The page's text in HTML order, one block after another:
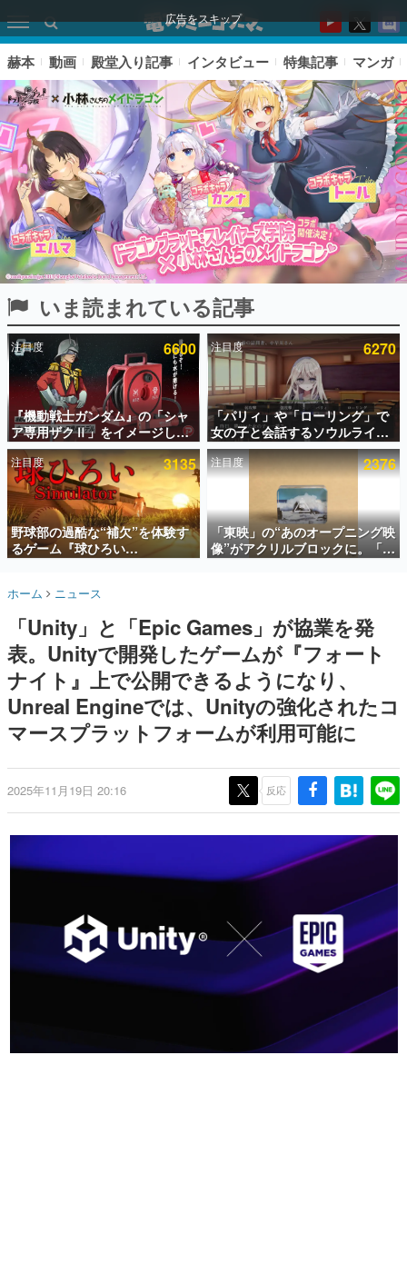
広告をスキップ
ピックアップ
電ファミのいま読まれている記事ランキング
アプリセール情報
インタビュー
連載・特集一覧
殿堂入り記事
SNS拡散数が数千以上！ ページビュー数万以上！ などな
ど。多くの人々に読まれた、電ファミ渾身の“殿堂入り”記
事をまとめました。
名作ゲームクリエイターの方々に製作時のエピソードをお
きます。
赫本
この物語を解いてはいけない。『赫本』は、〈試験問題〉
の形をした短編ホラー小説集です。
新世代に訊く
これからのデジタルゲーム市場を担う若きクリエイター達
ゲーム世代の作家たち
ゲームに多大な影響を受けた作家さんに取材し、ゲームが
日本モバイルゲーム産業史
日本のモバイルゲーム史における主要なトピック・タイト
ルを網羅するほか、開発者へのインタビューや識者による
解説を掲載。約20年の歴史が一望できる決定版！
若ゲのいたり〜ゲームクリエイターの青春〜
『うつヌケ』『ペンと箸』等で知られるマンガ家・田中圭
一先生によるゲーム業界レポートマンガです。
ゲーム開発者・hamatsu氏がゲームの魅力を画面や操作の
具体的な形から解き明かしていく、硬派で骨太な評論連載
赫本 動画 殿堂入り記事 インタビュー 特集記事 マンガ
いま読まれている記事
注目度 6600
『機動戦士ガンダム』の「シャ
ア専用ザクⅡ」をイメージした
散水ホースリールが予約開始。
本体にはシャアのパーソナルマ
ークやジオン公国軍のエンブレ
ム、型式番号などを配置
注目度 6270
「パリィ」や「ローリング」で
女の子と会話するソウルライク
恋愛ゲーム『小早川さんはソウ
ルライク』無料公開。返事に失
敗すると「YOU DIED」
注目度 3135
野球部の過酷な“補欠”を体験す
るゲーム『球ひろい
Simulator』が「1件」のウィッ
対応しSNSで話題に。『キング
プロ野球選手から称賛の声
注目度 2376
「東映」の“あのオープニング映
像”がアクリルブロックに。「東
映ヒストリカル グッズコレクシ
ホーム ニュース
「Unity」と「Epic Games」が協業を発
表。Unityで開発したゲームが『フォート
ナイト』上で公開できるようになり、
Unreal Engineでは、Unityの強化されたコ
マースプラットフォームが利用可能に
2025年11月19日 20:16 反応